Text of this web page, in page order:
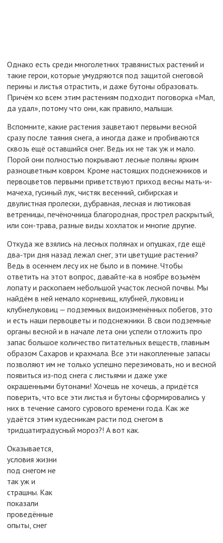
Однако есть среди многолетних травянистых растений и
такие герои, которые умудряются под защитой снеговой
перины и листья отрастить, и даже бутоны образовать.
Причём ко всем этим растениям подходит поговорка «Мал,
да удал», потому что они, как правило, малыши.
Вспомните, какие растения зацветают первыми весной
сразу после таяния снега, а иногда даже и пробиваются
сквозь ещё оставшийся снег. Ведь их не так уж и мало.
Порой они полностью покрывают лесные поляны ярким
разноцветным ковром. Кроме настоящих подснежников и
первоцветов первыми приветствуют приход весны мать-и-
мачеха, гусиный лук, чистяк весенний, сибирская и
двулистная пролески, дубравная, лесная и лютиковая
ветреницы, печёночница благородная, прострел раскрытый,
или сон-трава, разные виды хохлаток и многие другие.
Откуда же взялись на лесных полянах и опушках, где ещё
два-три дня назад лежал снег, эти цветущие растения?
Ведь в осеннем лесу их не было и в помине. Чтобы
ответить на этот вопрос, давайте-ка в ноябре возьмём
лопату и раскопаем небольшой участок лесной почвы. Мы
найдём в ней немало корневищ, клубней, луковиц и
клубнелуковиц — подземных видоизменённых побегов, это
и есть наши первоцветы и подснежники. В свои подземные
органы весной и в начале лета они успели отложить про
запас большое количество питательных веществ, главным
образом Сахаров и крахмала. Все эти накопленные запасы
позволяют им не только успешно перезимовать, но и весной
появиться из-под снега с листьями и даже уже
окрашенными бутонами! Хочешь не хочешь, а придётся
поверить, что все эти листья и бутоны сформировались у
них в течение самого сурового времени года. Как же
удаётся этим кудесникам расти под снегом в
тридцатиградусный мороз?! А вот как.
Оказывается,
условия жизни
под снегом не
так уж и
страшны. Как
показали
проведённые
опыты, снег